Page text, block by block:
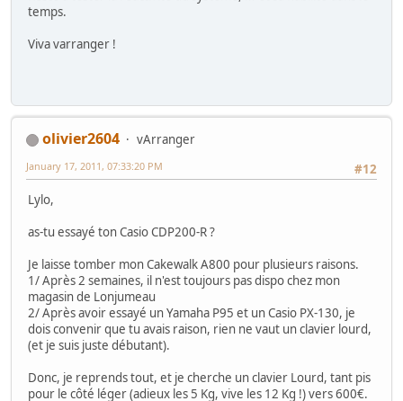
temps.
Viva varranger !
olivier2604
vArranger
#12
January 17, 2011, 07:33:20 PM
Lylo,
as-tu essayé ton Casio CDP200-R ?
Je laisse tomber mon Cakewalk A800 pour plusieurs raisons.
1/ Après 2 semaines, il n'est toujours pas dispo chez mon
magasin de Lonjumeau
2/ Après avoir essayé un Yamaha P95 et un Casio PX-130, je
dois convenir que tu avais raison, rien ne vaut un clavier lourd,
(et je suis juste débutant).
Donc, je reprends tout, et je cherche un clavier Lourd, tant pis
pour le côté léger (adieux les 5 Kg, vive les 12 Kg !) vers 600€.